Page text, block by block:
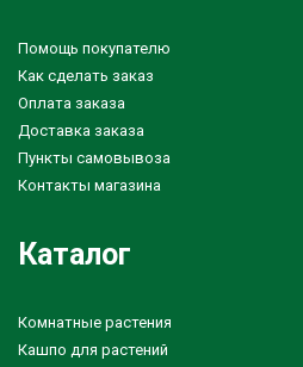
Помощь покупателю
Как сделать заказ
Оплата заказа
Доставка заказа
Пункты самовывоза
Контакты магазина
Каталог
Комнатные растения
Кашпо для растений